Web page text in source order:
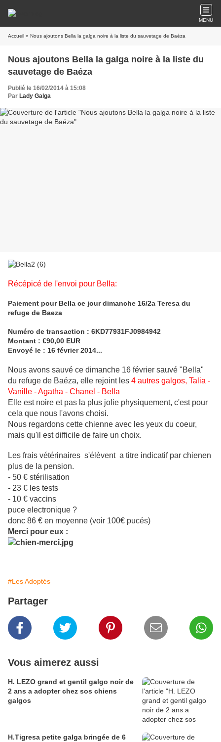
MENU
Accueil » Nous ajoutons Bella la galga noire à la liste du sauvetage de Baéza
Nous ajoutons Bella la galga noire à la liste du
sauvetage de Baéza
Publié le 16/02/2014 à 15:08
Par Lady Galga
Récépicé de l'envoi pour Bella:
Paiement pour Bella ce jour dimanche 16/2a Teresa du
refuge de Baeza
Numéro de transaction : 6KD77931FJ0984942
Montant : €90,00 EUR
Envoyé le : 16 février 2014...
Nous avons sauvé ce dimanche 16 février sauvé "Bella"
du refuge de Baéza, elle rejoint les 4 autres galgos, Talia -
Vanille - Agatha - Chanel - Bella
Elle est noire et pas la plus jolie physiquement, c'est pour
cela que nous l'avons choisi.
Nous regardons cette chienne avec les yeux du coeur,
mais qu'il est difficile de faire un choix.
Les frais vétérinaires s'élèvent a titre indicatif par chienen
plus de la pension.
- 50 € stérilisation
- 23 € les tests
- 10 € vaccins
puce electronique ?
donc 86 € en moyenne (voir 100€ pucés)
Merci pour eux :
#Les Adoptés
Partager
Vous aimerez aussi
H. LEZO grand et gentil galgo noir de
2 ans a adopter chez sos chiens
galgos
H.Tigresa petite galga bringée de 6